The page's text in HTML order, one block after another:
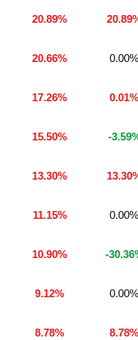
20.89%
20.66% 0.00%
17.26% 0.01%
15.50% -
13.30%
11.15% 0.00%
10.90% -
9.12% 0.00%
8.78% 8.78%